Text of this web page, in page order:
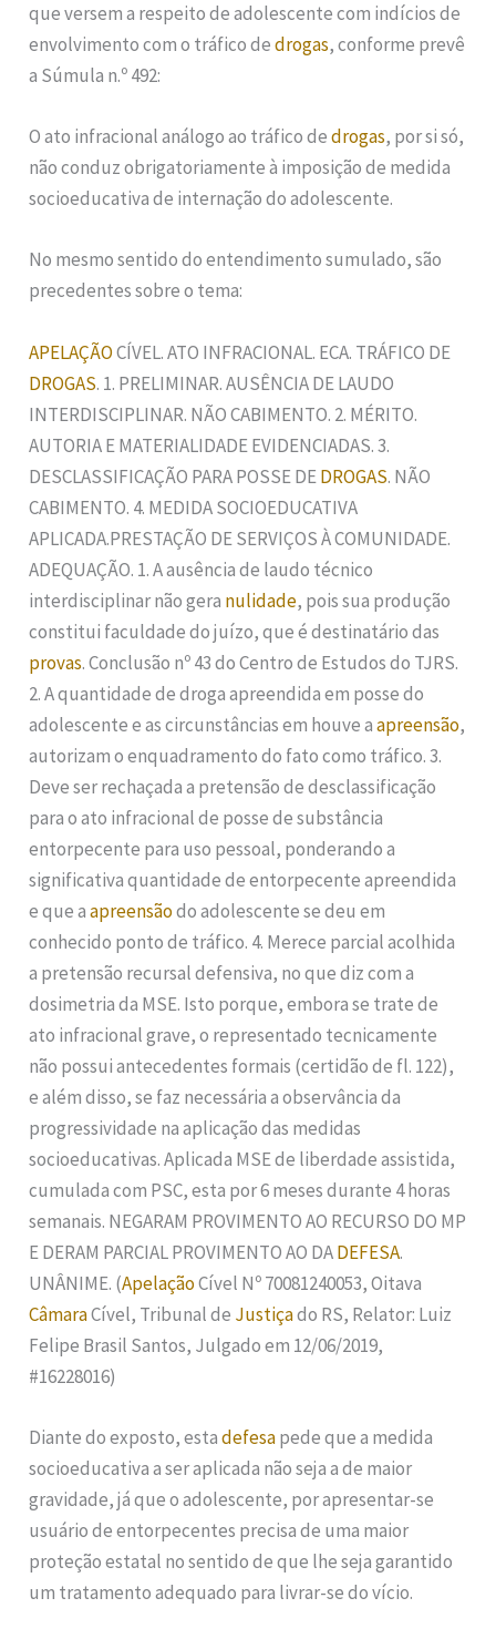
que versem a respeito de adolescente com indícios de
envolvimento com o tráfico dedrogas, conforme prevê
a Súmula n.º 492:
O ato infracional análogo ao tráfico dedrogas, por si só,
não conduz obrigatoriamente à imposição de medida
socioeducativa de internação do adolescente.
No mesmo sentido do entendimento sumulado, são
precedentes sobre o tema:
APELAÇÃOCÍVEL. ATO INFRACIONAL. ECA. TRÁFICO DE
DROGAS. 1. PRELIMINAR. AUSÊNCIA DE LAUDO
INTERDISCIPLINAR. NÃO CABIMENTO. 2. MÉRITO.
AUTORIA E MATERIALIDADE EVIDENCIADAS. 3.
DESCLASSIFICAÇÃO PARA POSSE DEDROGAS. NÃO
CABIMENTO. 4. MEDIDA SOCIOEDUCATIVA
APLICADA.PRESTAÇÃO DE SERVIÇOS À COMUNIDADE.
ADEQUAÇÃO. 1. A ausência de laudo técnico
interdisciplinar não gera nulidade, pois sua produção
constitui faculdade do juízo, que é destinatário das
provas. Conclusão nº 43 do Centro de Estudos do TJRS.
2. A quantidade de droga apreendida em posse do
adolescente e as circunstâncias em houve aapreensão,
autorizam o enquadramento do fato como tráfico. 3.
Deve ser rechaçada a pretensão de desclassificação
para o ato infracional de posse de substância
entorpecente para uso pessoal, ponderando a
significativa quantidade de entorpecente apreendida
e que aapreensãodo adolescente se deu em
conhecido ponto de tráfico. 4. Merece parcial acolhida
a pretensão recursal defensiva, no que diz com a
dosimetria da MSE. Isto porque, embora se trate de
ato infracional grave, o representado tecnicamente
não possui antecedentes formais (certidão de fl. 122),
e além disso, se faz necessária a observância da
progressividade na aplicação das medidas
socioeducativas. Aplicada MSE de liberdade assistida,
cumulada com PSC, esta por 6 meses durante 4 horas
semanais. NEGARAM PROVIMENTO AO RECURSO DO MP
E DERAM PARCIAL PROVIMENTO AO DADEFESA.
UNÂNIME. (ApelaçãoCível Nº 70081240053, Oitava
CâmaraCível, Tribunal de Justiçado RS, Relator: Luiz
Felipe Brasil Santos, Julgado em 12/06/2019,
#16228016)
Diante do exposto, estadefesapede que a medida
socioeducativa a ser aplicada não seja a de maior
gravidade, já que o adolescente, por apresentar-se
usuário de entorpecentes precisa de uma maior
proteção estatal no sentido de que lhe seja garantido
um tratamento adequado para livrar-se do vício.